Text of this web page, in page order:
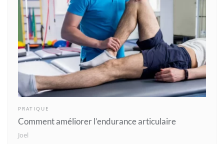
PRATIQUE
Comment améliorer l’endurance articulaire
Joel